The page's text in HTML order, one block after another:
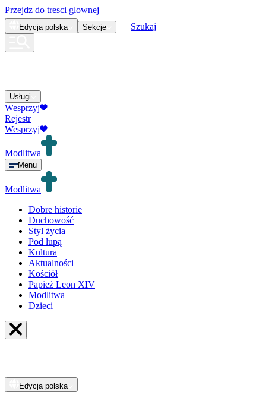
Przejdz do tresci glownej
Edycja polska Sekcje Szukaj
Usługi
Wesprzyj
Rejestr
Wesprzyj
Modlitwa
Menu
Modlitwa
Dobre historie
Duchowość
Styl życia
Pod lupą
Kultura
Aktualności
Kościół
Papież Leon XIV
Modlitwa
Dzieci
Edycja polska